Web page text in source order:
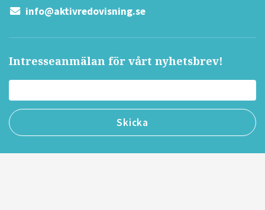
info@aktivredovisning.se
Intresseanmälan för vårt nyhetsbrev!